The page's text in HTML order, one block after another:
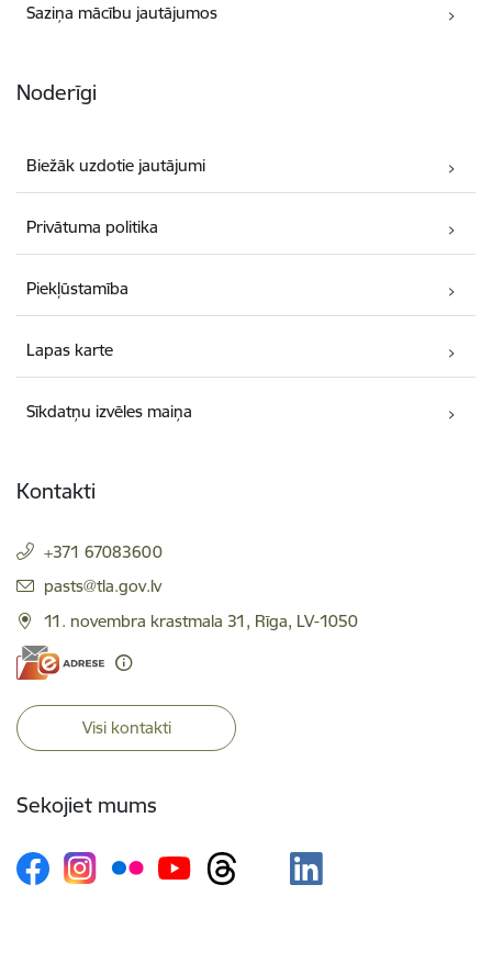
Saziņa mācību jautājumos
Noderīgi
Biežāk uzdotie jautājumi
Privātuma politika
Piekļūstamība
Lapas karte
Sīkdatņu izvēles maiņa
Kontakti
+371 67083600
E-pasts:
pasts@tla.gov.lv
11. novembra krastmala 31, Rīga, LV-1050
Visi kontakti
Sekojiet mums